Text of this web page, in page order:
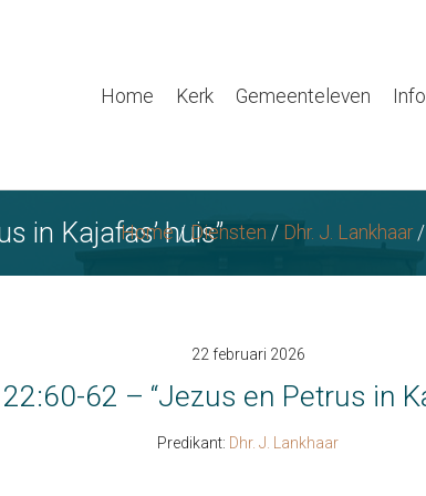
Home
Kerk Gemeenteleven
Home/ Diensten / Dhr. J. Lankhaar/
in Kajafas’ huis”
22 februari 2026
62 – “Jezus en Petrus in
Predikant: Dhr. J. Lankhaar